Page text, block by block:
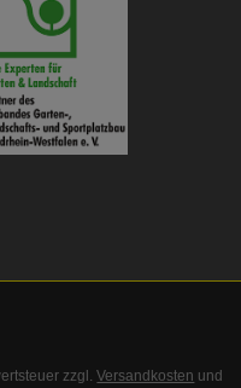
zzgl.Versandkosten und